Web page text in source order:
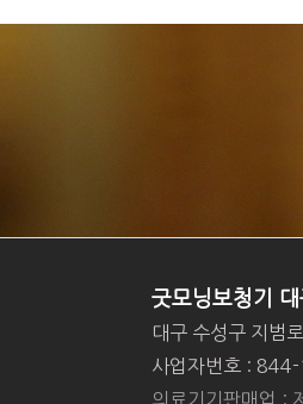
굿모닝보청기 대
대구 수성구 지범
사업자번호 :
의료기기판매업